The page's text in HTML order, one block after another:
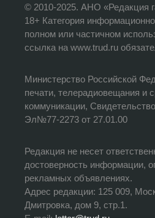
© 2010-2025. АНО «Редакция
18+ Категория
полном или частичном
ссылка на www.trud.ru
Министерство Российской
печати, телерадиовещания и
коммуникации,
Эл№77-2273 от 27.01.00
Редакция не несет
достоверность информации,
рекламных объявлениях.
Адрес редакции: 125 009,
Дмитровка, дом 9, стр.1.